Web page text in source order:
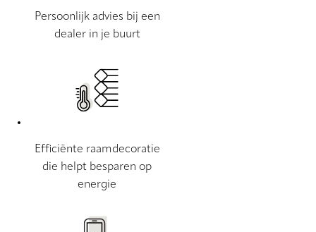
Persoonlijk advies bij een
dealer in je buurt
Efficiënte raamdecoratie
die helpt besparen op
energie